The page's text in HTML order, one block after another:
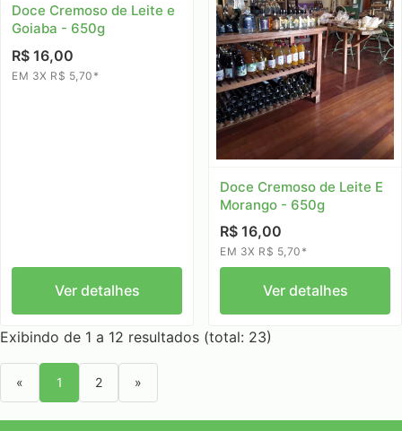
Doce Cremoso de Leite e
Goiaba - 650g
R$ 16,00
EM 3X R$ 5,70*
Ver detalhes
Doce Cremoso de Leite E
Morango - 650g
R$ 16,00
EM 3X R$ 5,70*
Ver detalhes
Exibindo de 1 a 12 resultados (total: 23)
« 1 2 »